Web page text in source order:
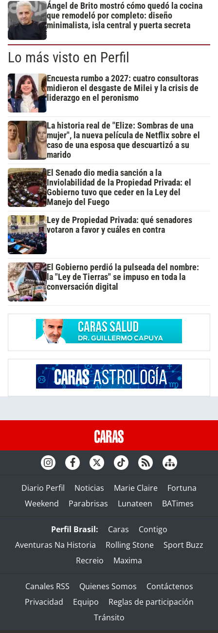
Ángel de Brito mostró cómo quedó la cocina
que remodeló por completo: diseño
minimalista, isla central y puerta secreta
Lo más visto en Perfil
Encuesta rumbo a 2027: cuatro consultoras
midieron el desgaste de Milei y la crisis de
liderazgo en el peronismo
La historia real de "Elize: Sombras de una
mujer", la nueva película de Netflix sobre el
caso de una esposa que descuartizó a su
marido
El Senado dio media sanción a la
Inviolabilidad de la Propiedad Privada: el
Gobierno tuvo que ceder en la Ley del
Manejo del Fuego
Ley de Propiedad Privada: qué senadores
votaron a favor y cuáles en contra
El Gobierno perdió la pulseada del nombre:
la "Ley de Tierras" se impuso en toda la
conversación digital
Diario Perfil Noticias Marie Claire
Fortuna
Weekend
Parabrisas Lunateen BATimes
Perfil Brasil: Caras
Contigo
Aventuras Na Historia
Rolling Stone
Sport Buzz
Recreio
Maxima
Canales RSS Quienes Somos
Contáctenos
Privacidad
Equipo
Reglas de participación
Tránsito